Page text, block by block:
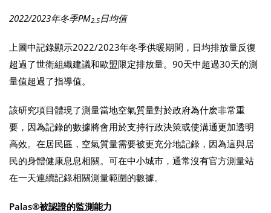
2022/2023年冬季PM2.5日均值
上圖中記錄顯示2022/2023年冬季供暖期間，日均排放量反復
超過了世衛組織建議和歐盟限定排放量。90天中超過30天的測
量值超過了指導值。
該研究項目體現了測量當地空氣質量對於政府為什麽非常重
要，因為記錄的數據將會用於支持行政決策或使溝通更加透明
高效。在居民區，空氣質量需要被更充分地記錄，因為這與居
民的身體健康息息相關。可在中小城市，通常沒有官方測量站
在一天連續記錄相關測量範圍的數據。
Palas®被認證的監測能力